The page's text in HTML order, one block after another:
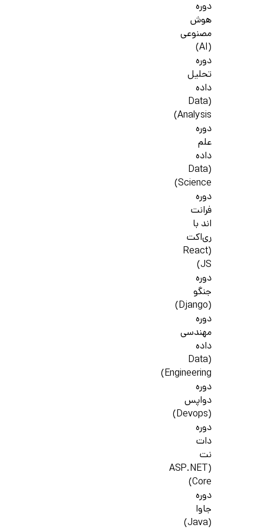
دوره
هوش
مصنوعی
(AI)
دوره
تحلیل
داده
(Data
Analysis)
دوره
علم
داده
(Data
Science)
دوره
فرانت
اند با
ری‌اکت
(React
JS)
دوره
جنگو
(Django)
دوره
مهندسی
داده
(Data
Engineering)
دوره
دواپس
(Devops)
دوره
دات
نت
(ASP.NET
Core)
دوره
جاوا
(Java)